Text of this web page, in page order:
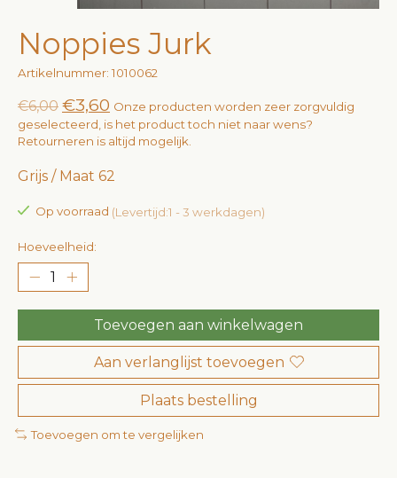
Noppies Jurk
Artikelnummer: 1010062
€6,00 €3,60 Onze producten worden zeer zorgvuldig
geselecteerd, is het product toch niet naar wens?
Retourneren is altijd mogelijk.
Grijs / Maat 62
Op voorraad (Levertijd:1 - 3 werkdagen)
Hoeveelheid:
Toevoegen aan winkelwagen
Aan verlanglijst toevoegen
Plaats bestelling
Toevoegen om te vergelijken